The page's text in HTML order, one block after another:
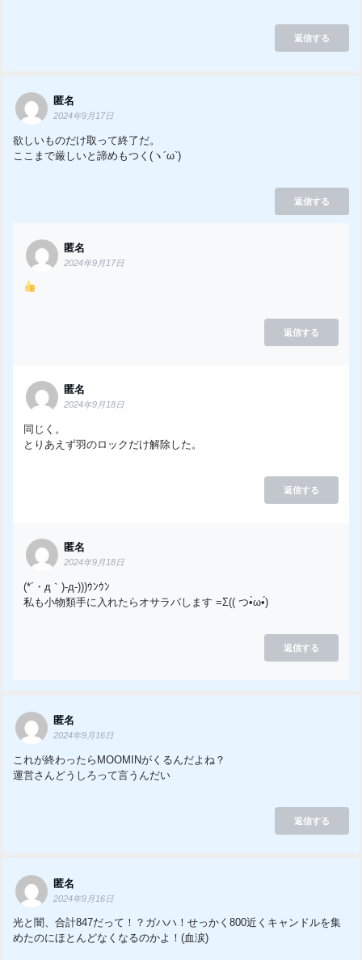
返信する
匿名
2024年9月17日
欲しいものだけ取って終了だ。
ここまで厳しいと諦めもつく(ヽ´ω`)
返信する
匿名
2024年9月17日
返信する
匿名
2024年9月18日
同じく。
とりあえず羽のロックだけ解除した。
返信する
匿名
2024年9月18日
(*´・д｀)-д-)))ｳﾝｳﾝ
私も小物類手に入れたらオサラバします =Σ(( つ•̀ω•́)
返信する
匿名
2024年9月16日
これが終わったらMOOMINがくるんだよね？
運営さんどうしろって言うんだい
返信する
匿名
2024年9月16日
光と闇、合計847だって！？ガハハ！せっかく800近くキャンドルを集
めたのにほとんどなくなるのかよ！(血涙)